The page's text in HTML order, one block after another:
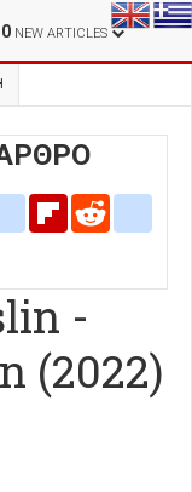
0 NEW ARTICLES
blogger_post
Flipboard
-
(2022)